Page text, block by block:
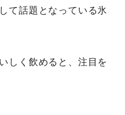
て話題となっている氷
しく飲めると、注目を